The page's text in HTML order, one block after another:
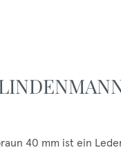
40 mm ist ein